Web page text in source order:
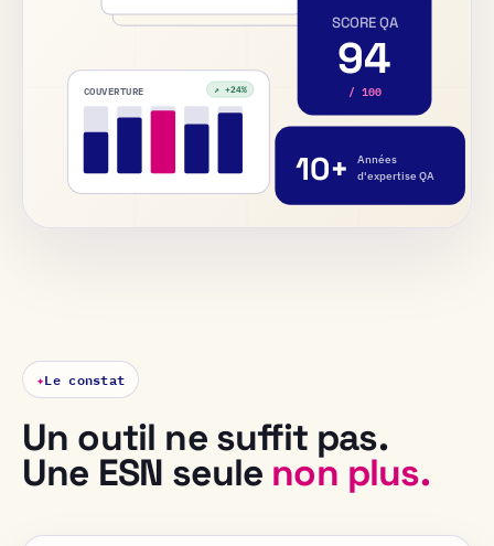
SCORE QA
94
/ 100
COUVERTURE ↗ +24%
10+ Années
d'expertise QA
✦Le constat
Un outil ne suffit pas.
Une ESN seule non plus.